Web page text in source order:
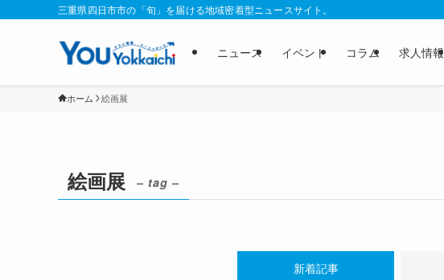
三重県四日市市の「旬」を届ける地域密着型ニュースサイト。
ニュース イベント コラム 求人情報
ホーム 絵画展
絵画展 – tag –
新着記事